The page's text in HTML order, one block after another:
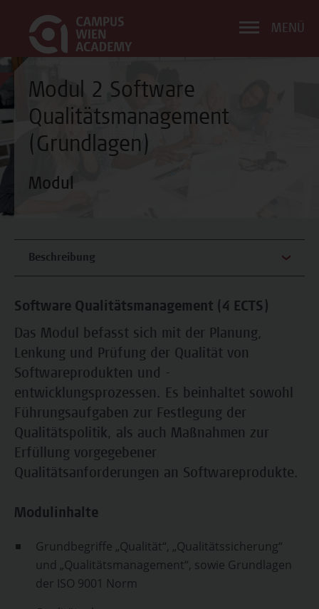
MENÜ
Modul 2 Software
Qualitätsmanagement
(Grundlagen)
Modul
Beschreibung
Software Qualitätsmanagement (4 ECTS)
Das Modul befasst sich mit der Planung,
Lenkung und Prüfung der Qualität von
Softwareprodukten und -
entwicklungsprozessen. Es beinhaltet sowohl
Führungsaufgaben zur Festlegung der
Qualitätspolitik, als auch Maßnahmen zur
Erfüllung vorgegebener
Qualitätsanforderungen an Softwareprodukte.
Modulinhalte
Grundbegriffe „Qualität“, „Qualitätssicherung“
und „Qualitätsmanagement“, sowie Grundlagen
der ISO 9001 Norm